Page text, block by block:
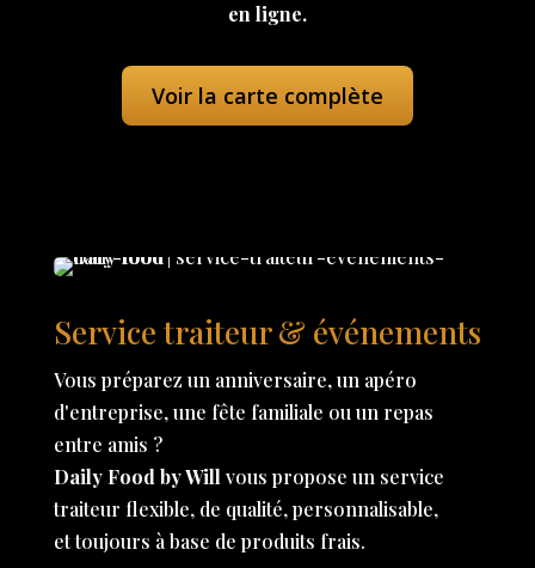
en ligne.
Voir la carte complète
Service traiteur & événements
Vous préparez un anniversaire, un apéro
d'entreprise, une fête familiale ou un repas
entre amis ?
Daily Food by Willvous propose un service
traiteur flexible, de qualité, personnalisable,
et toujours à base de produits frais.